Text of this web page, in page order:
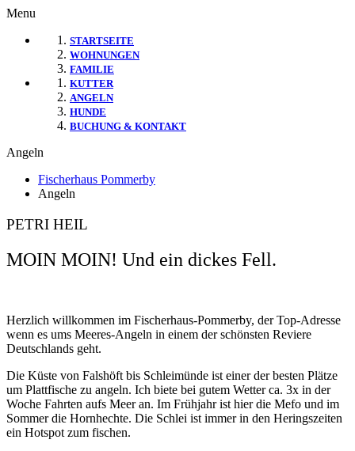
Menu
STARTSEITE
WOHNUNGEN
FAMILIE
KUTTER
ANGELN
HUNDE
BUCHUNG & KONTAKT
Angeln
Fischerhaus Pommerby
Angeln
PETRI HEIL
MOIN MOIN! Und ein dickes Fell.
Herzlich willkommen im Fischerhaus-Pommerby, der Top-Adresse
wenn es ums Meeres-Angeln in einem der schönsten Reviere
Deutschlands geht.
Die Küste von Falshöft bis Schleimünde ist einer der besten Plätze
um Plattfische zu angeln. Ich biete bei gutem Wetter ca. 3x in der
Woche Fahrten aufs Meer an. Im Frühjahr ist hier die Mefo und im
Sommer die Hornhechte. Die Schlei ist immer in den Heringszeiten
ein Hotspot zum fischen.